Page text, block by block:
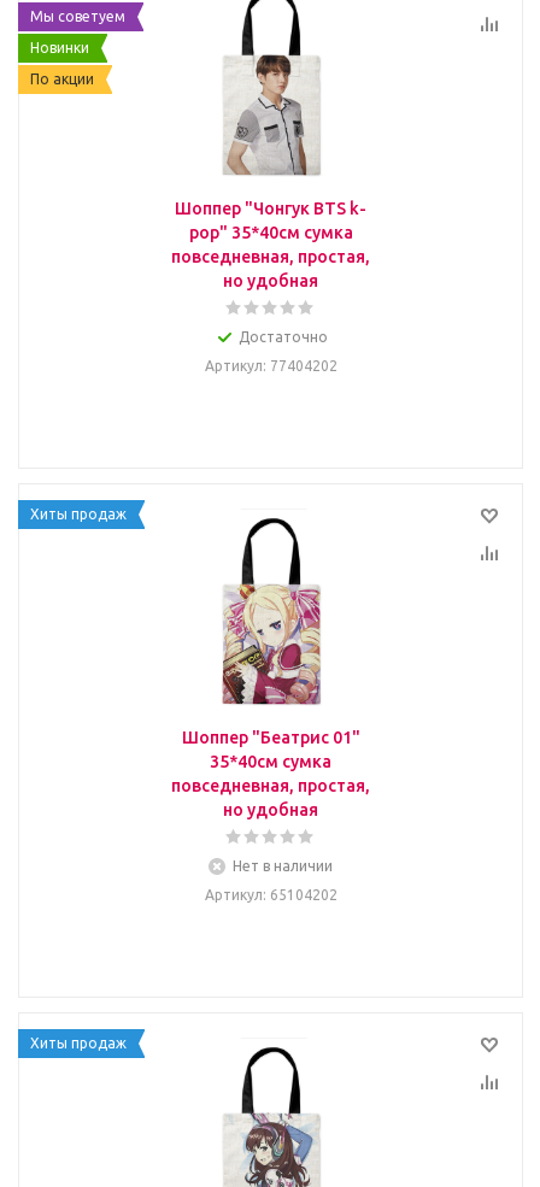
Мы советуем
Новинки
По акции
Шоппер "Чонгук BTS k-
pop" 35*40см сумка
повседневная, простая,
но удобная
Достаточно
Артикул: 77404202
Хиты продаж
Шоппер "Беатрис 01"
35*40см сумка
повседневная, простая,
но удобная
Нет в наличии
Артикул: 65104202
Хиты продаж